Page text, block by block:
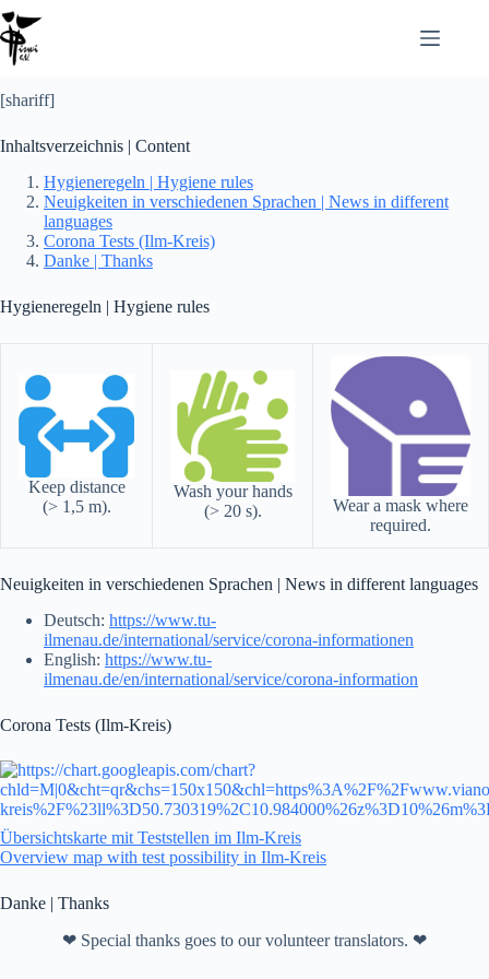
[shariff]
Inhaltsverzeichnis | Content
Hygieneregeln | Hygiene rules
Neuigkeiten in verschiedenen Sprachen | News in different
languages
Corona Tests (Ilm-Kreis)
Danke | Thanks
Hygieneregeln | Hygiene rules
Keep distance
(> 1,5 m).
Wash your hands
(> 20 s).
Wear a mask where
required.
Neuigkeiten in verschiedenen Sprachen | News in different languages
Deutsch: https://www.tu-
ilmenau.de/international/service/corona-informationen
English: https://www.tu-
ilmenau.de/en/international/service/corona-information
Corona Tests (Ilm-Kreis)
Übersichtskarte mit Teststellen im Ilm-Kreis
Overview map with test possibility in Ilm-Kreis
Danke | Thanks
❤ Special thanks goes to our volunteer translators. ❤